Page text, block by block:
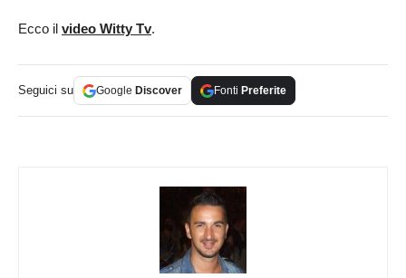
Ecco il video Witty Tv.
Seguici su Google Discover Fonti Preferite